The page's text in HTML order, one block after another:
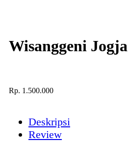
Wisanggeni Jogja
Rp. 1.500.000
Deskripsi
Review